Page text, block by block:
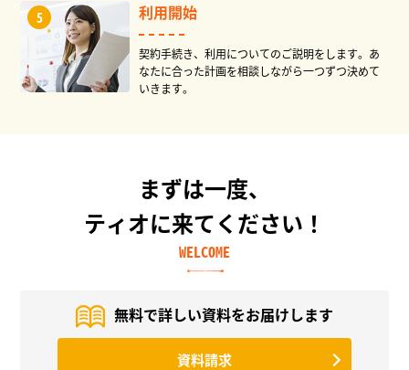
利用開始
契約手続き、利用についてのご説明をします。あ
なたに合った計画を相談しながら一つずつ決めて
いきます。
まずは一度、
ティオに来てください！
WELCOME
無料で詳しい資料をお届けします
資料請求